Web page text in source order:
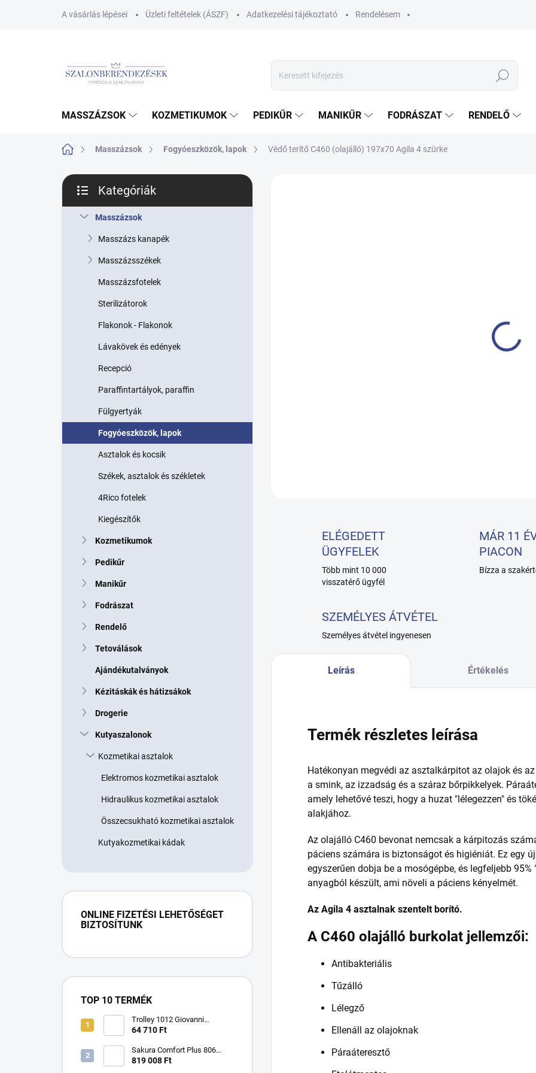
A vásárlás lépései Üzleti feltételek (ÁSZF) Adatkezelési tájékoztató Rendelésem
Keresés
MASSZÁZSOK KOZMETIKUMOK PEDIKŰR MANIKŰR FODRÁSZAT RENDELŐ
KezdőlapMasszázsok Fogyóeszközök, lapok Védő terítő C460 (olajálló) 197x70 Agila 4 szürke
O
d
átugrása
Kategóriák
Masszázsok
Masszázs kanapék
Masszázsszékek
Masszázsfotelek
Sterilizátorok
Flakonok - Flakonok
Lávakövek és edények
Recepció
Paraffintartályok, paraffin
Fülgyertyák
Fogyóeszközök, lapok
Asztalok és kocsik
Székek, asztalok és székletek
4Rico fotelek
Kiegészítők
Kozmetikumok
Pedikűr
Manikűr
Fodrászat
Rendelő
Tetoválások
Ajándékutalványok
Kézitáskák és hátizsákok
Drogerie
Kutyaszalonok
Kozmetikai asztalok
Elektromos kozmetikai asztalok
Hidraulikus kozmetikai asztalok
Összecsukható kozmetikai asztalok
Kutyakozmetikai kádak
ONLINE FIZETÉSI LEHETŐSÉGET
BIZTOSÍTUNK
TOP 10 TERMÉK
Trolley 1012 Giovanni
kozmetikai asztal
64 710 Ft
Sakura Comfort Plus 806
masszázsfotel
819 008 Ft
ELÉGEDETT
ÜGYFELEK
Több mint 10 000
visszatérő ügyfél
MÁR 11
PIACON
Bízza a
SZEMÉLYES ÁTVÉTEL
Személyes átvétel ingyenesen
Leírás Értékelés
Termék részletes leírása
Hatékonyan megvédi az asztalkárpitot az olajok és
a smink, az izzadság és a száraz bőrpikkelyek.
amely lehetővé teszi, hogy a huzat "lélegezzen" és
alakjához.
Az olajálló C460 bevonat nemcsak a kárpitozás
páciens számára is biztonságot és higiéniát. Ez egy
egyszerűen dobja be a mosógépbe, és legfeljebb
anyagból készült, ami növeli a páciens kényelmét.
Az Agila 4 asztalnak szentelt borító.
A C460 olajálló burkolat jellemzői:
Antibakteriális
Tűzálló
Lélegző
Ellenáll az olajoknak
Páraáteresztő